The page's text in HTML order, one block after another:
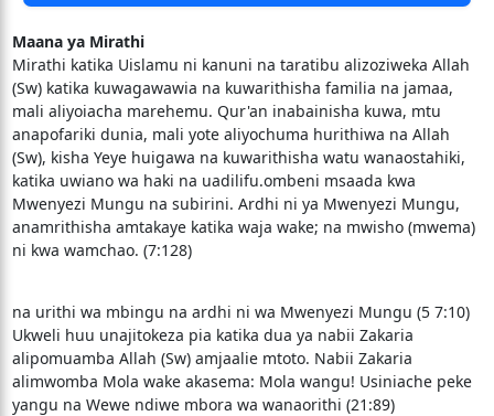
Maana ya Mirathi
Mirathi katika Uislamu ni kanuni na taratibu alizoziweka Allah
(Sw) katika kuwagawawia na kuwarithisha familia na jamaa,
mali aliyoiacha marehemu. Qur'an inabainisha kuwa, mtu
anapofariki dunia, mali yote aliyochuma hurithiwa na Allah
(Sw), kisha Yeye huigawa na kuwarithisha watu wanaostahiki,
katika uwiano wa haki na uadilifu.ombeni msaada kwa
Mwenyezi Mungu na subirini. Ardhi ni ya Mwenyezi Mungu,
anamrithisha amtakaye katika waja wake; na mwisho (mwema)
ni kwa wamchao. (7:128)
na urithi wa mbingu na ardhi ni wa Mwenyezi Mungu (5 7:10)
Ukweli huu unajitokeza pia katika dua ya nabii Zakaria
alipomuamba Allah (Sw) amjaalie mtoto. Nabii Zakaria
alimwomba Mola wake akasema: Mola wangu! Usiniache peke
yangu na Wewe ndiwe mbora wa wanaorithi (21:89)